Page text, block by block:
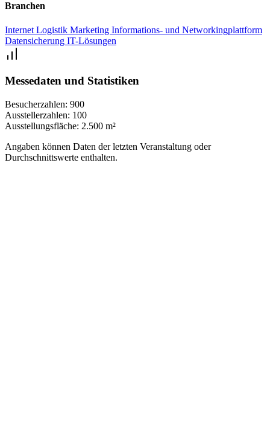
Interaktive Formate mit Tiefgang empowern dich zur Umsetzung.
Und bei Match-Making, Mystery-Dates, Fish Bowl und World Café
connectest du mit Partner aus Industrie, Handel und Dienstleistung.
Entscheidungsträger aus Konsumgüterindustrie, Handel und
Dienstleistung.
Branchen
Internet Logistik Marketing Informations- und Networkingplattform
Datensicherung IT-Lösungen
Messedaten und Statistiken
Besucherzahlen: 900
Ausstellerzahlen: 100
Ausstellungsfläche: 2.500 m²
Angaben können Daten der letzten Veranstaltung oder
Durchschnittswerte enthalten.